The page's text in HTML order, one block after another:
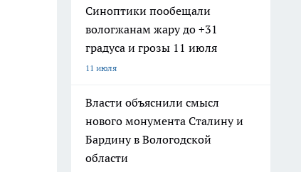
Синоптики пообещали
вологжанам жару до +31
градуса и грозы 11 июля
11 июля
Власти объяснили смысл
нового монумента Сталину и
Бардину в Вологодской
области